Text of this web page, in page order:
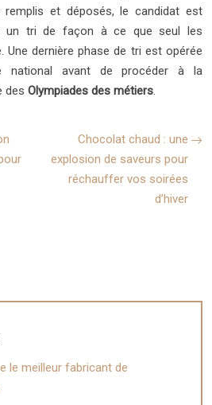
et déposés, le candidat est
un tri de façon à ce que seul les
Une dernière phase de tri est opérée
national avant de procéder à la
des Olympiades des métiers.
Chocolat chaud : une
explosion de saveurs pour
réchauffer vos soirées
d’hiver
le meilleur fabricant de